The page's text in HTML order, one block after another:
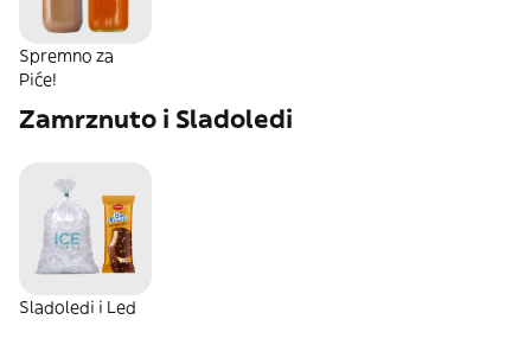
Spremno za
Piće!
Zamrznuto i Sladoledi
Sladoledi i Led